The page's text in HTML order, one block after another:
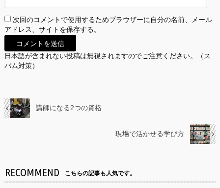
次回のコメントで使用するためブラウザーに自分の名前、メール
アドレス、サイトを保存する。
日本語が含まれない投稿は無視されますのでご注意ください。（ス
パム対策）
講師になる2つの資格
現場で活かせる学び方
RECOMMEND こちらの記事も人気です。